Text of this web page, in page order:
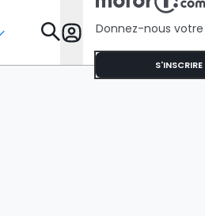
Donnez-nous